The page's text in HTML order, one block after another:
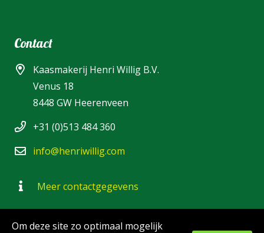
Contact
Kaasmakerij Henri Willig B.V.
Venus 18
8448 GW Heerenveen
+31 (0)513 484 360
info@henriwillig.com
Meer contactgegevens
Om deze site zo optimaal mogelijk